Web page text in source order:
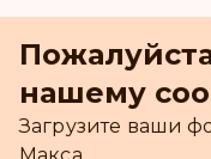
нашему
Загрузите ваши